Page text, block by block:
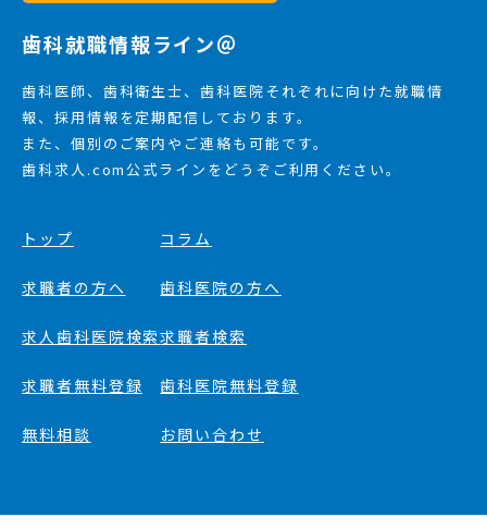
歯科就職情報ライン＠
歯科医師、歯科衛生士、歯科医院それぞれに向けた就職情
報、採用情報を定期配信しております。
また、個別のご案内やご連絡も可能です。
歯科求人.com公式ラインをどうぞご利用ください。
トップ
求職者の方へ
求人歯科医院検索
求職者無料登録
無料相談
コラム
歯科医院の方へ
求職者検索
歯科医院無料登録
お問い合わせ